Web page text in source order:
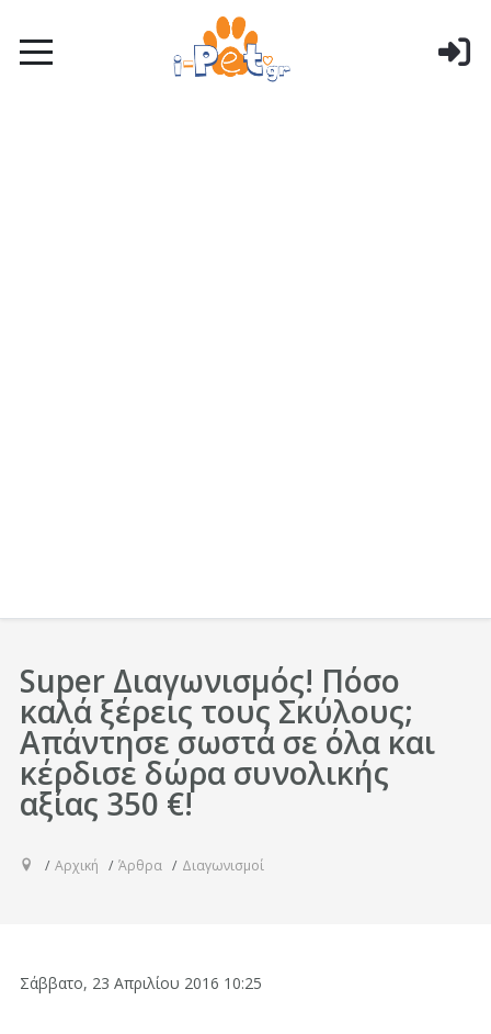
Super Διαγωνισμός! Πόσο
καλά ξέρεις τους Σκύλους;
Απάντησε σωστά σε όλα και
κέρδισε δώρα συνολικής
αξίας 350 €!
Αρχική Άρθρα Διαγωνισμοί
Σάββατο, 23 Απριλίου 2016 10:25